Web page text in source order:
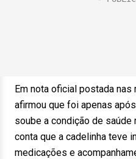
Em nota oficial postada
afirmou que foi apenas
soube a condição de saúde
conta que a cadelinha teve
medicações e